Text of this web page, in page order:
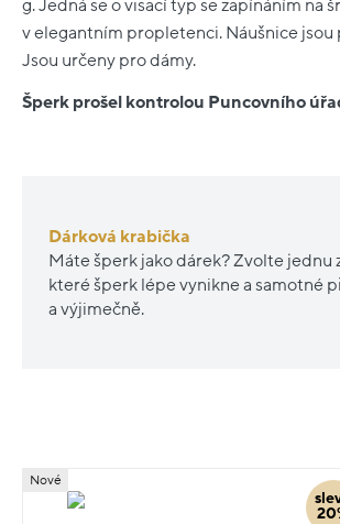
g. Jedná se o visací typ se zapínáním na
v elegantním propletenci. Náušnice
Jsou určeny pro dámy.
Šperk prošel kontrolou Puncovního
Dárková krabička
Máte šperk jako dárek? Zvolte jednu
které šperk lépe vynikne a samotné
a výjimečně.
Nové